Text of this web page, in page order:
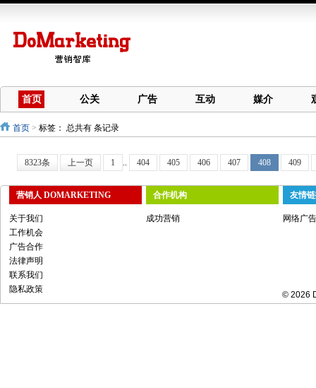
首页 公关 广告 互动 媒介
首页 > 标签： 总共有 条记录
8323条 上一页 1 .. 404 405 406 407 408 409
营销人 DOMARKETING
关于我们
工作机会
广告合作
法律声明
联系我们
隐私政策
合作机构
成功营销
友情
网络广
© 2026